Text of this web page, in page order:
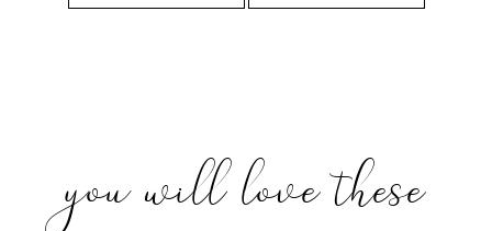
you will love these